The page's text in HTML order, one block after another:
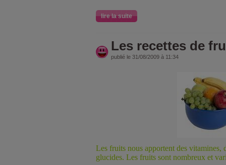
lire la suite
Les recettes de
publié le 31/08/2009 à 11:34
Les fruits nous apportent des vitamines,
glucides. Les fruits sont nombreux et